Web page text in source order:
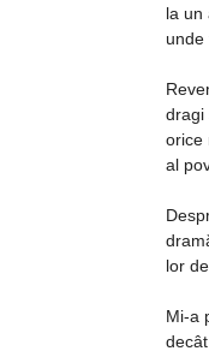
la un
unde
dragi
orice
al
lor
Mi-a